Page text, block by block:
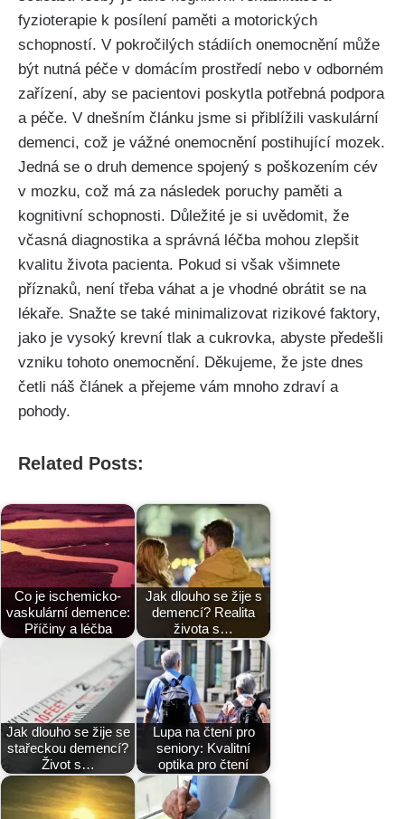
fyzioterapie k posílení paměti a motorických
schopností. V pokročilých stádiích onemocnění může
být nutná péče v domácím prostředí nebo v odborném
zařízení, aby se pacientovi poskytla potřebná podpora
a péče. V dnešním článku jsme si přiblížili vaskulární
demenci, což je vážné onemocnění postihující mozek.
Jedná se o druh demence spojený s poškozením cév
v mozku, což má za následek poruchy paměti a
kognitivní schopnosti. Důležité je si uvědomit, že
včasná diagnostika a správná léčba mohou zlepšit
kvalitu života pacienta. Pokud si však všimnete
příznaků, není třeba váhat a je vhodné obrátit se na
lékaře. Snažte se také minimalizovat rizikové faktory,
jako je vysoký krevní tlak a cukrovka, abyste předešli
vzniku tohoto onemocnění. Děkujeme, že jste dnes
četli náš článek a přejeme vám mnoho zdraví a
pohody.
Related Posts:
Co je ischemicko-
vaskulární demence:
Příčiny a léčba
Jak dlouho se žije s
demencí? Realita
života s…
Jak dlouho se žije se
stařeckou demencí?
Život s…
Lupa na čtení pro
seniory: Kvalitní
optika pro čtení